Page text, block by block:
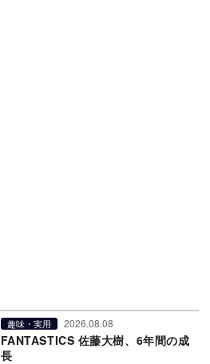
趣味・実用 2026.08.08
FANTASTICS 佐藤大樹、6年間の成
長